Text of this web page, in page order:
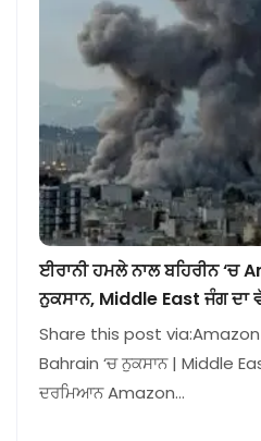
ਈਰਾਨੀ ਹਮਲੇ ਨਾਲ ਬਹਿਰੀਨ ‘ਚ
ਨੁਕਸਾਨ, Middle East ਜੰਗ ਦਾ
Share this post via:Amazon
Bahrain ‘ਚ ਨੁਕਸਾਨ | Middle
ਦਰਮਿਆਨ Amazon…